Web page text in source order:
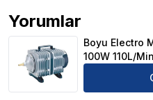
Yorumlar
Boyu Electro Magnetic
Boyu Electro
100W 110L/Min